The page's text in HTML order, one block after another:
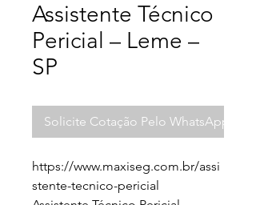
Assistente Técnico
Pericial – Leme –
SP
Solicite Cotação Pelo WhatsApp
https://www.maxiseg.com.br/assi
stente-tecnico-pericial